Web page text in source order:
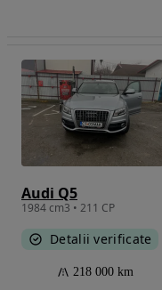
Audi Q5
1984 cm3 • 211 CP
Detalii verificate
218 000 km